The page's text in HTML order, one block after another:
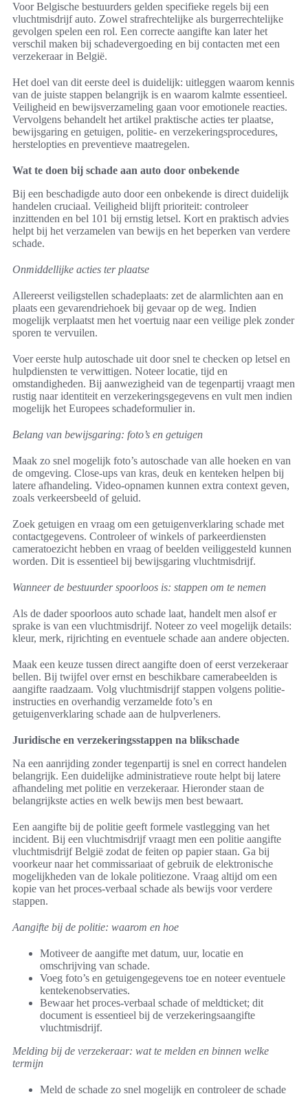
Voor Belgische bestuurders gelden specifieke regels bij een
vluchtmisdrijf auto. Zowel strafrechtelijke als burgerrechtelijke
gevolgen spelen een rol. Een correcte aangifte kan later het
verschil maken bij schadevergoeding en bij contacten met een
verzekeraar in België.
Het doel van dit eerste deel is duidelijk: uitleggen waarom kennis
van de juiste stappen belangrijk is en waarom kalmte essentieel.
Veiligheid en bewijsverzameling gaan voor emotionele reacties.
Vervolgens behandelt het artikel praktische acties ter plaatse,
bewijsgaring en getuigen, politie- en verzekeringsprocedures,
herstelopties en preventieve maatregelen.
Wat te doen bij schade aan auto door onbekende
Bij een beschadigde auto door een onbekende is direct duidelijk
handelen cruciaal. Veiligheid blijft prioriteit: controleer
inzittenden en bel 101 bij ernstig letsel. Kort en praktisch advies
helpt bij het verzamelen van bewijs en het beperken van verdere
schade.
Onmiddellijke acties ter plaatse
Allereerst veiligstellen schadeplaats: zet de alarmlichten aan en
plaats een gevarendriehoek bij gevaar op de weg. Indien
mogelijk verplaatst men het voertuig naar een veilige plek zonder
sporen te vervuilen.
Voer eerste hulp autoschade uit door snel te checken op letsel en
hulpdiensten te verwittigen. Noteer locatie, tijd en
omstandigheden. Bij aanwezigheid van de tegenpartij vraagt men
rustig naar identiteit en verzekeringsgegevens en vult men indien
mogelijk het Europees schadeformulier in.
Belang van bewijsgaring: foto’s en getuigen
Maak zo snel mogelijk foto’s autoschade van alle hoeken en van
de omgeving. Close-ups van kras, deuk en kenteken helpen bij
latere afhandeling. Video-opnamen kunnen extra context geven,
zoals verkeersbeeld of geluid.
Zoek getuigen en vraag om een getuigenverklaring schade met
contactgegevens. Controleer of winkels of parkeerdiensten
cameratoezicht hebben en vraag of beelden veiliggesteld kunnen
worden. Dit is essentieel bij bewijsgaring vluchtmisdrijf.
Wanneer de bestuurder spoorloos is: stappen om te nemen
Als de dader spoorloos auto schade laat, handelt men alsof er
sprake is van een vluchtmisdrijf. Noteer zo veel mogelijk details:
kleur, merk, rijrichting en eventuele schade aan andere objecten.
Maak een keuze tussen direct aangifte doen of eerst verzekeraar
bellen. Bij twijfel over ernst en beschikbare camerabeelden is
aangifte raadzaam. Volg vluchtmisdrijf stappen volgens politie-
instructies en overhandig verzamelde foto’s en
getuigenverklaring schade aan de hulpverleners.
Juridische en verzekeringsstappen na blikschade
Na een aanrijding zonder tegenpartij is snel en correct handelen
belangrijk. Een duidelijke administratieve route helpt bij latere
afhandeling met politie en verzekeraar. Hieronder staan de
belangrijkste acties en welk bewijs men best bewaart.
Een aangifte bij de politie geeft formele vastlegging van het
incident. Bij een vluchtmisdrijf vraagt men een politie aangifte
vluchtmisdrijf België zodat de feiten op papier staan. Ga bij
voorkeur naar het commissariaat of gebruik de elektronische
mogelijkheden van de lokale politiezone. Vraag altijd om een
kopie van het proces-verbaal schade als bewijs voor verdere
stappen.
Aangifte bij de politie: waarom en hoe
Motiveer de aangifte met datum, uur, locatie en
omschrijving van schade.
Voeg foto’s en getuigengegevens toe en noteer eventuele
kentekenobservaties.
Bewaar het proces-verbaal schade of meldticket; dit
document is essentieel bij de verzekeringsaangifte
vluchtmisdrijf.
Melding bij de verzekeraar: wat te melden en binnen welke
termijn
Meld de schade zo snel mogelijk en controleer de schade